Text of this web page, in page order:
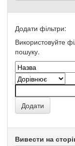
Додати фільтри:
Використовуйте
пошуку.
Вивести на